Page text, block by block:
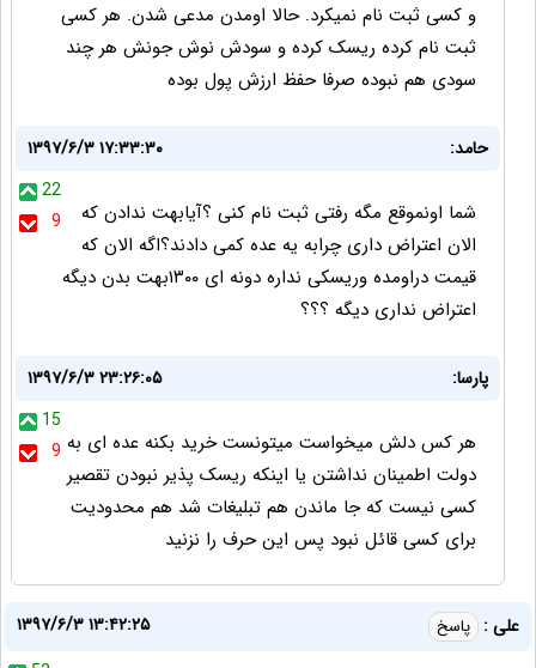
و کسی ثبت نام نمیکرد. حالا اومدن مدعی شدن. هر کسی
ثبت نام کرده ریسک کرده و سودش نوش جونش هر چند
سودی هم نبوده صرفا حفظ ارزش پول بوده
حامد:
۱۳۹۷/۶/۳ ۱۷:۳۳:۳۰
22
9
شما اونموقع مگه رفتی ثبت نام کنی ؟آیابهت ندادن که
الان اعتراض داری چرابه یه عده کمی دادند؟اگه الان که
قیمت دراومده وریسکی نداره دونه ای ۱۳۰۰بهت بدن دیگه
اعتراض نداری دیگه ؟؟؟
پارسا:
۱۳۹۷/۶/۳ ۲۳:۲۶:۰۵
15
9 هر کس دلش میخواست میتونست خرید بکنه عده ای به
دولت اطمینان نداشتن یا اینکه ریسک پذیر نبودن تقصیر
کسی نیست که جا ماندن هم تبلیغات شد هم محدودیت
برای کسی قائل نبود پس این حرف را نزنید
علی : پاسخ
۱۳۹۷/۶/۳ ۱۳:۴۲:۲۵